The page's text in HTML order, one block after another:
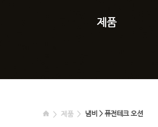
제품
제품 냄비 > 퓨전테크 오션